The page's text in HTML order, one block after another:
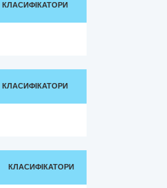
КЛАСИФІКАТОРИ
КЛАСИФІКАТОРИ
КЛАСИФІКАТОРИ